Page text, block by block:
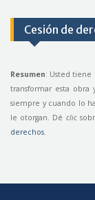
Cesión de
Resumen: Usted
transformar esta
siempre y cuando lo
le otorgan. Dé clic
derechos